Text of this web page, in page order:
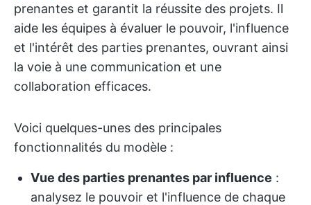
prenantes et garantit la réussite des projets. Il
aide les équipes à évaluer le pouvoir, l'influence
et l'intérêt des parties prenantes, ouvrant ainsi
la voie à une communication et une
collaboration efficaces.
Voici quelques-unes des principales
fonctionnalités du modèle :
Vue des parties prenantes par influence :
analysez le pouvoir et l'influence de chaque